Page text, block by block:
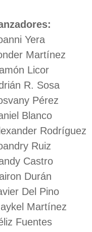
Yera
Martínez
Licor
R. Sosa
Pérez
Blanco
Rodríguez
Ruiz
Castro
Durán
Del Pino
Martínez
Fuentes